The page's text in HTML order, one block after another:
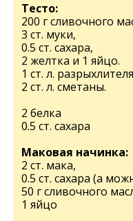
Тесто:
200 г сливочного
3 ст. муки,
0.5 ст. сахара,
2 желтка и 1 яйцо.
1 ст. л.
2 ст. л. сметаны.
2 белка
0.5 ст. сахара
Маковая начинка:
2 ст. мака,
0.5 ст. сахара (а
50 г сливочного
1 яйцо